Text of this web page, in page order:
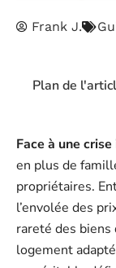
Frank J.
Plan de
Face à une
en plus de
propriétaires.
l’envolée des
rareté des
logement